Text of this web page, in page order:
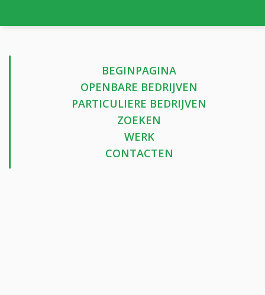
BEGINPAGINA
OPENBARE BEDRIJVEN
PARTICULIERE BEDRIJVEN
ZOEKEN
WERK
CONTACTEN